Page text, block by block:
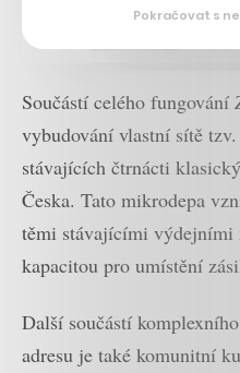
Součástí celého fungování
vybudování vlastní sítě
stávajících čtrnácti
Česka. Tato mikrodepa
těmi stávajícími výdejními
kapacitou pro umístění
Další součástí
adresu je také komunitní
Pokračovat s